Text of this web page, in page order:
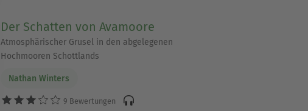
Der Schatten von Avamoore
Atmosphärischer Grusel in den abgelegenen
Hochmooren Schottlands
Nathan Winters
9 Bewertungen